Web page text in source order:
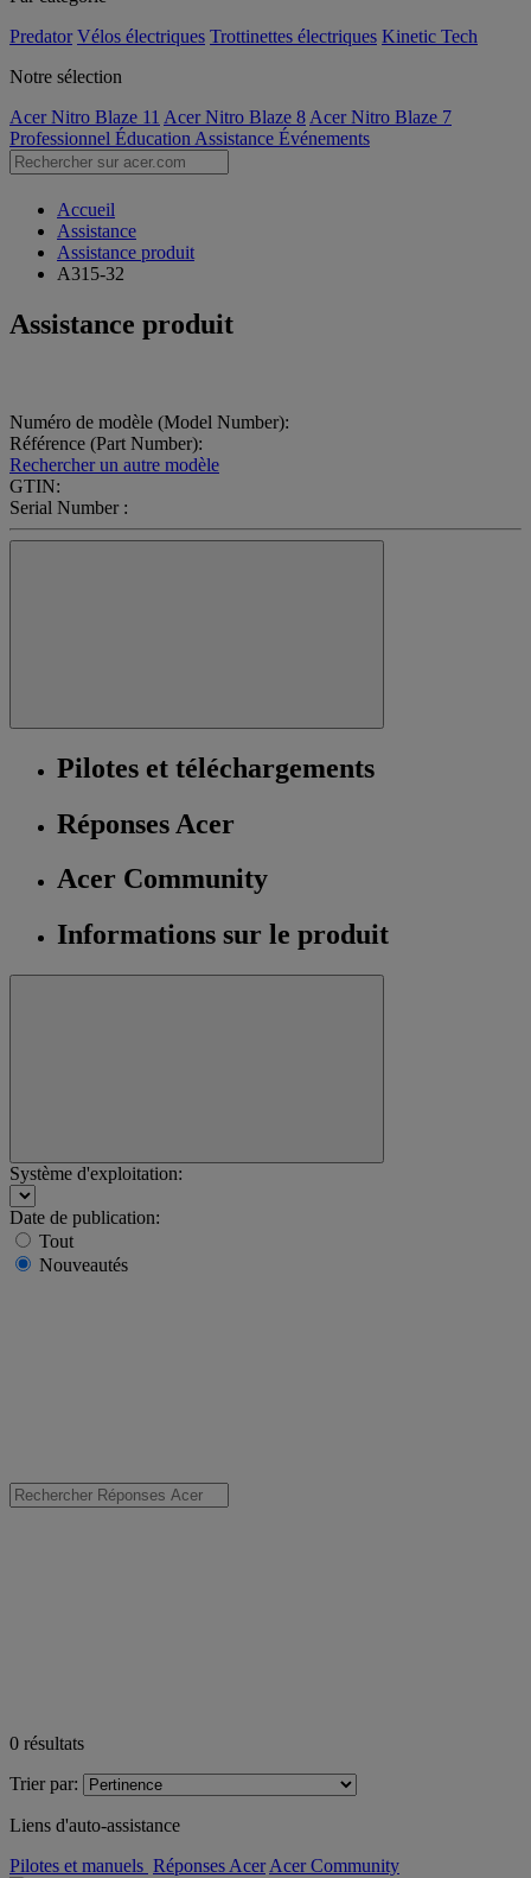
Predator Vélos électriques Trottinettes électriques Kinetic Tech
Notre sélection
Acer Nitro Blaze 11 Acer Nitro Blaze 8 Acer Nitro Blaze 7
Professionnel Éducation Assistance Événements
Accueil
Assistance
Assistance produit
A315-32
Assistance produit
Numéro de modèle (Model Number):
Référence (Part Number):
Rechercher un autre modèle
GTIN:
Serial Number :
Pilotes et téléchargements
Réponses Acer
Acer Community
Informations sur le produit
Système d'exploitation:
Date de publication:
Tout
Nouveautés
0 résultats
Trier par:
Liens d'auto-assistance
Pilotes et manuels Réponses Acer Acer Community